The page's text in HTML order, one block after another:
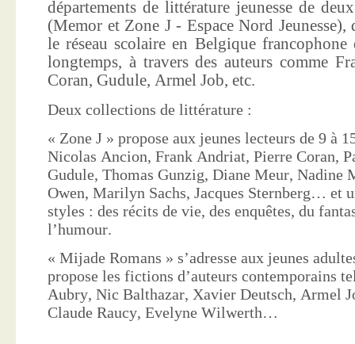
départements de littérature jeunesse de
(Memor et Zone J - Espace Nord
le réseau scolaire en Belgique francophone
longtemps, à travers des auteurs comme
Coran, Gudule, Armel Job, etc.
Deux collections de littérature :
« Zone J » propose aux jeunes lecteurs de 9 à
Nicolas Ancion, Frank Andriat, Pierre Coran,
Gudule, Thomas Gunzig, Diane Meur, Nadine
Owen, Marilyn Sachs, Jacques Sternberg… et
styles : des récits de vie, des enquêtes, du
l’humour.
« Mijade Romans » s’adresse aux jeunes
propose les fictions d’auteurs contemporains
Aubry, Nic Balthazar, Xavier Deutsch, Armel
Claude Raucy, Evelyne Wilwerth…